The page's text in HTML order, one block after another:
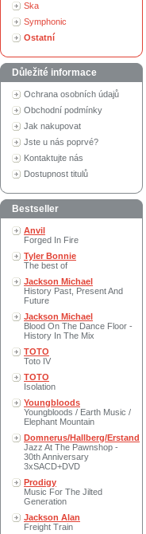
Ska
Symphonic
Ostatní
Důležité informace
Ochrana osobních údajů
Obchodní podmínky
Jak nakupovat
Jste u nás poprvé?
Kontaktujte nás
Dostupnost titulů
Bestseller
Anvil
Forged In Fire
Tyler Bonnie
The best of
Jackson Michael
History Past, Present And
Future
Jackson Michael
Blood On The Dance Floor -
History In The Mix
TOTO
Toto IV
TOTO
Isolation
Youngbloods
Youngbloods / Earth Music /
Elephant Mountain
Domnerus/Hallberg/Erstand
Jazz At The Pawnshop -
30th Anniversary
3xSACD+DVD
Prodigy
Music For The Jilted
Generation
Jackson Alan
Freight Train